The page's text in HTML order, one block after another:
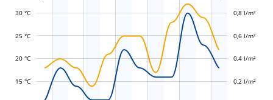
15 °C
20 °C
25 °C
30 °C
0,2 l/m²
0,4 l/m²
0,6 l/m²
0,8 l/m²